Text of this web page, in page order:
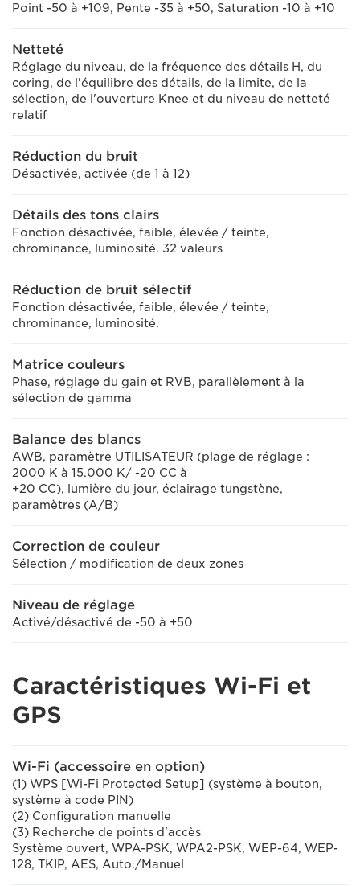
Point -50 à +109, Pente -35 à +50, Saturation -10 à +10
Netteté
Réglage du niveau, de la fréquence des détails H, du
coring, de l'équilibre des détails, de la limite, de la
sélection, de l'ouverture Knee et du niveau de netteté
relatif
Réduction du bruit
Désactivée, activée (de 1 à 12)
Détails des tons clairs
Fonction désactivée, faible, élevée / teinte,
chrominance, luminosité. 32 valeurs
Réduction de bruit sélectif
Fonction désactivée, faible, élevée / teinte,
chrominance, luminosité.
Matrice couleurs
Phase, réglage du gain et RVB, parallèlement à la
sélection de gamma
Balance des blancs
AWB, paramètre UTILISATEUR (plage de réglage :
2000 K à 15.000 K/ -20 CC à
+20 CC), lumière du jour, éclairage tungstène,
paramètres (A/B)
Correction de couleur
Sélection / modification de deux zones
Niveau de réglage
Activé/désactivé de -50 à +50
Caractéristiques Wi-Fi et
GPS
Wi-Fi (accessoire en option)
(1) WPS [Wi-Fi Protected Setup] (système à bouton,
système à code PIN)
(2) Configuration manuelle
(3) Recherche de points d'accès
Système ouvert, WPA-PSK, WPA2-PSK, WEP-64, WEP-
128, TKIP, AES, Auto./Manuel